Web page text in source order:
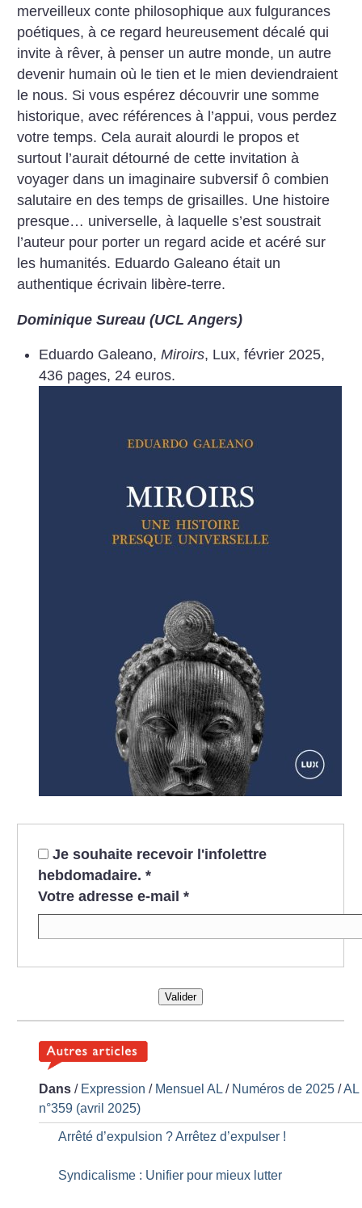
merveilleux conte philosophique aux fulgurances
poétiques, à ce regard heureusement décalé qui
invite à rêver, à penser un autre monde, un autre
devenir humain où le tien et le mien deviendraient
le nous. Si vous espérez découvrir une somme
historique, avec références à l’appui, vous perdez
votre temps. Cela aurait alourdi le propos et
surtout l’aurait détourné de cette invitation à
voyager dans un imaginaire subversif ô combien
salutaire en des temps de grisailles. Une histoire
presque… universelle, à laquelle s’est soustrait
l’auteur pour porter un regard acide et acéré sur
les humanités. Eduardo Galeano était un
authentique écrivain libère-terre.
Dominique Sureau (UCL Angers)
Eduardo Galeano, Miroirs, Lux, février 2025,
436 pages, 24 euros.
Je souhaite recevoir l'infolettre
hebdomadaire. *
Votre adresse e-mail *
Valider
Dans / Expression / Mensuel AL / Numéros de 2025 /AL
n°359 (avril 2025)
Arrêté d’expulsion ? Arrêtez d’expulser !
Syndicalisme : Unifier pour mieux lutter